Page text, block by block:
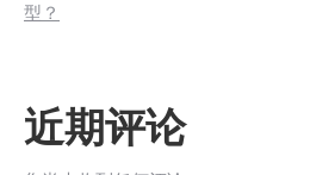
型？
近期评论